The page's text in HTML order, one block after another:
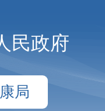
民政府
局